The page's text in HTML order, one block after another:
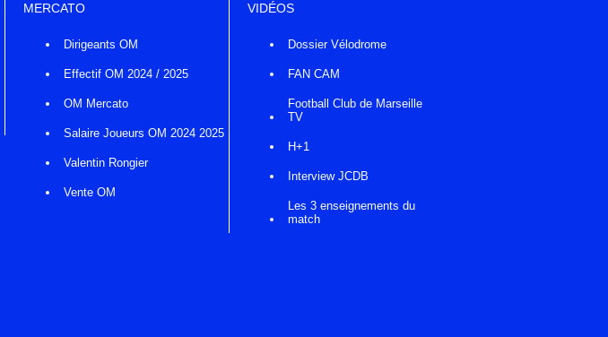
MERCATO
Dirigeants OM
Effectif OM 2024 / 2025
OM Mercato
Salaire Joueurs OM 2024 2025
Valentin Rongier
Vente OM
VIDÉOS
Dossier Vélodrome
FAN CAM
Football Club de Marseille
TV
H+1
Interview JCDB
Les 3 enseignements du
match